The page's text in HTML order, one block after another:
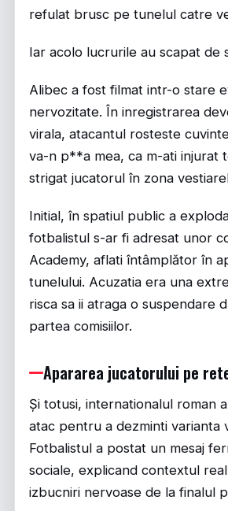
refulat brusc pe tunelul catre
Iar acolo lucrurile au scapat de
Alibec a fost filmat intr-o stare
nervozitate. În inregistrarea
virala, atacantul rosteste
va-n p**a mea, ca m-ati injurat
strigat jucatorul în zona
Initial, în spatiul public a
fotbalistul s-ar fi adresat unor
Academy, aflati întâmplător în
tunelului. Acuzatia era una
risca sa ii atraga o suspendare
partea comisiilor.
Apararea jucatorului pe
Și totusi, internationalul roman
atac pentru a dezminti varianta
Fotbalistul a postat un mesaj
sociale, explicand contextul
izbucniri nervoase de la finalul